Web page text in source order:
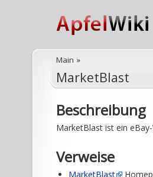
Main »
MarketBlast
Beschreibung
MarketBlast ist ein
Verweise
MarketBlast